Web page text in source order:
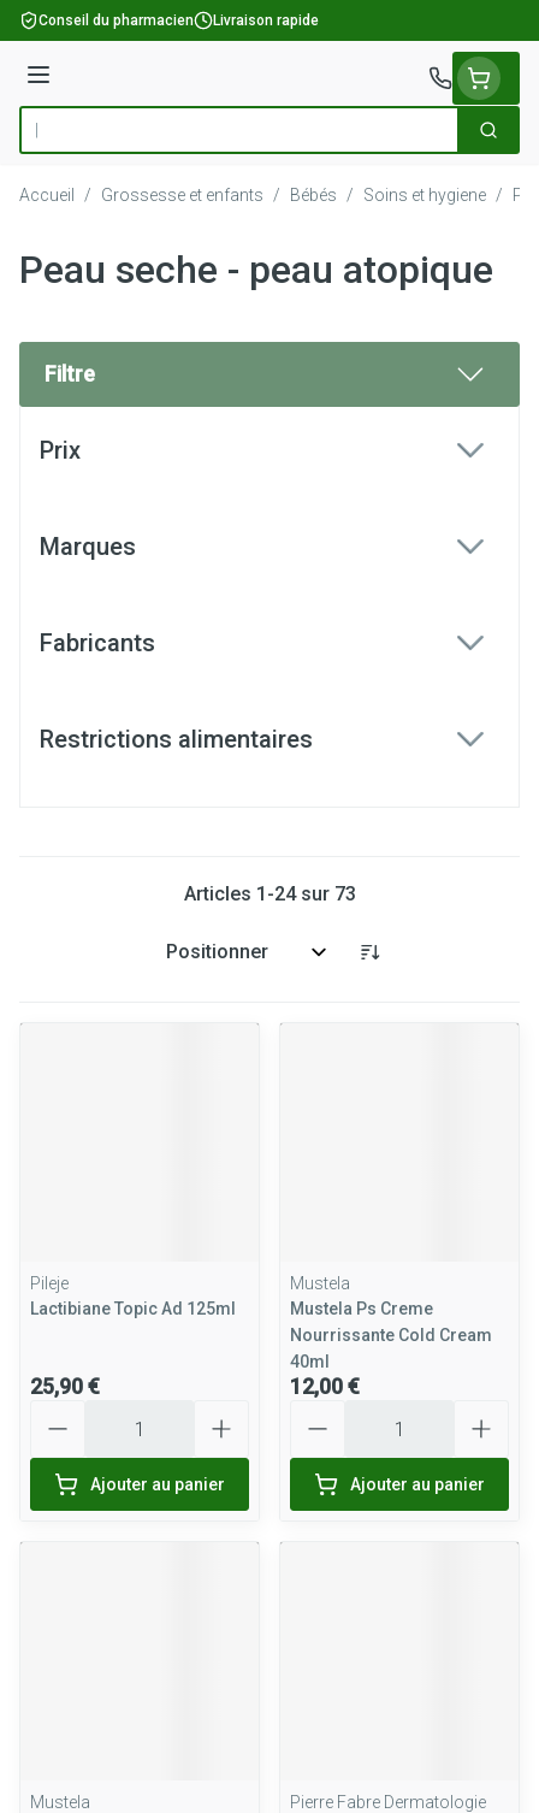
Aller au contenu
Conseil du pharmacien Livraison rapide
Menu
Rechercher
Accueil / Grossesse et enfants / Bébés / Soins et hygiene /
Peau seche - peau atopique
Filtre
Prix
Marques
Fabricants
Restrictions alimentaires
Articles 1 -24sur 73
Trier par:
Pileje
Lactibiane Topic Ad 125ml
25,90 €
Ajouter au panier
Mustela
Mustela Ps Creme
Nourrissante Cold Cream
40ml
12,00 €
Ajouter au panier
Mustela
Pierre Fabre Dermatologie